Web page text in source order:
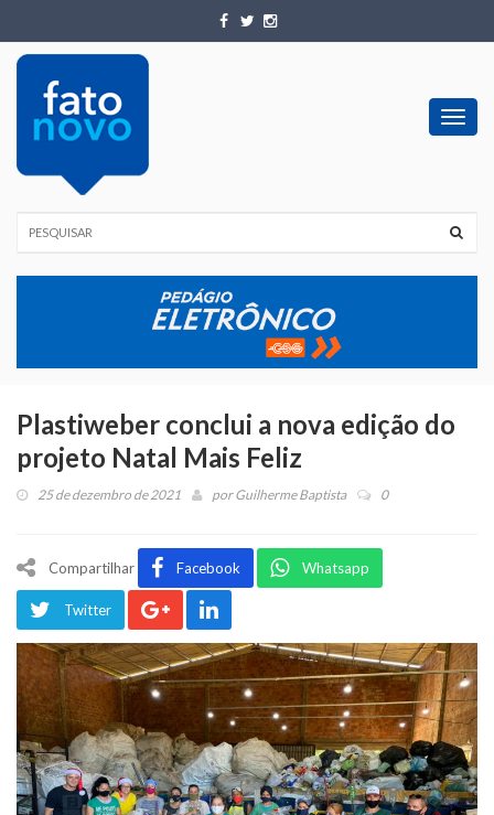
Plastiweber conclui a nova edição do
projeto Natal Mais Feliz
25 de dezembro de 2021 porGuilherme Baptista 0
Compartilhar Facebook Whatsapp
Twitter